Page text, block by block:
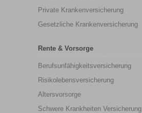
Private Krankenversicherung
Gesetzliche Krankenversicherung
Rente & Vorsorge
Berufs­unfähigkeitsversicherung
Risikolebensversicherung
Altersvorsorge
Schwere Krankheiten Versicherung